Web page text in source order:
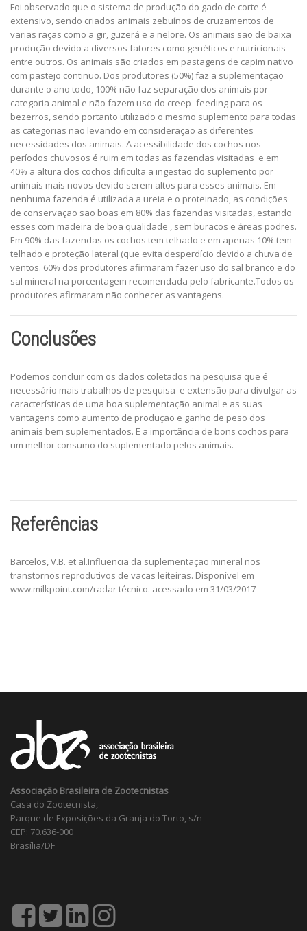
Foi observado que o sistema de produção do gado de corte é
extensivo, sendo criados animais zebuínos de cruzamentos de
varias raças como a gir, guzerá e a nelore. Os animais são de baixa
produção devido a diversos fatores como genéticos e nutricionais
entre outros. Os animais são criados em pastagens de capim nativo
com pastejo continuo. Dos produtores (50%) faz a suplementação
durante o ano todo, 100% não faz separação dos animais por
categoria animal e não fazem uso do creep- feeding para os
bezerros, sendo portanto utilizado o mesmo suplemento para todas
as categorias não levando em consideração as diferentes
necessidades dos animais. A acessibilidade dos cochos nos
períodos chuvosos é ruim em todas as fazendas visitadas e em
40% a altura dos cochos dificulta a ingestão do suplemento por
animais mais novos devido serem altos para esses animais. Em
nenhuma fazenda é utilizada a ureia e o proteinado, as condições
de conservação são boas em 80% das fazendas visitadas, estando
esses com madeira de boa qualidade , sem buracos e áreas podres.
Em 90% das fazendas os cochos tem telhado e em apenas 10% tem
telhado e proteção lateral (que evita desperdício devido a chuva de
ventos. 60% dos produtores afirmaram fazer uso do sal branco e do
sal mineral na porcentagem recomendada pelo fabricante.Todos os
produtores afirmaram não conhecer as vantagens.
Conclusões
Podemos concluir com os dados coletados na pesquisa que é
necessário mais trabalhos de pesquisa e extensão para divulgar as
características de uma boa suplementação animal e as suas
vantagens como aumento de produção e ganho de peso dos
animais bem suplementados. E a importância de bons cochos para
um melhor consumo do suplementado pelos animais.
Referências
Barcelos, V.B. et al.Influencia da suplementação mineral nos
transtornos reprodutivos de vacas leiteiras. Disponível em
www.milkpoint.com/radar técnico. acessado em 31/03/2017
Associação Brasileira de Zootecnistas
Casa do Zootecnista,
Parque de Exposições da Granja do Torto, s/n
CEP: 70.636-000
Brasília/DF